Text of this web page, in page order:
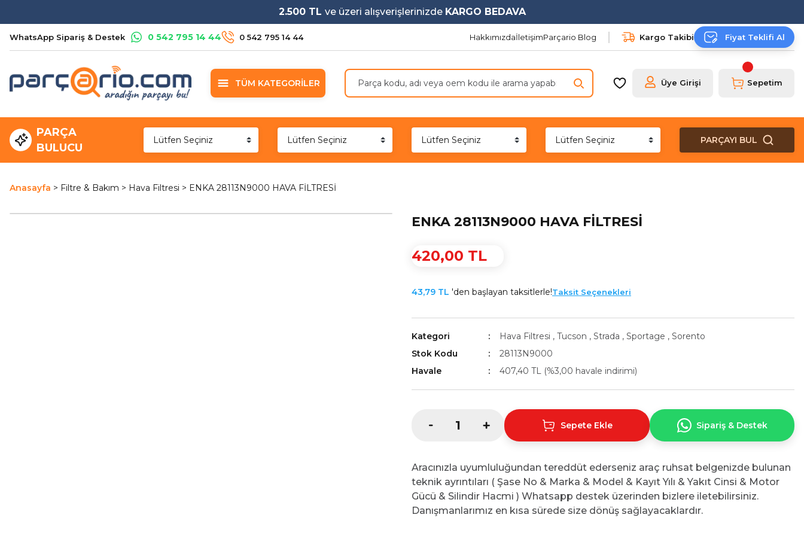
2.500 TL ve üzeri alışverişlerinizde KARGO BEDAVA
WhatsApp Sipariş & Destek 0 542 795 14 44 0 542 795 14 44 HakkımızdaİletişimParçario Blog Kargo Takibi Fiyat Teklifi Al
TÜM KATEGORİLER Üye Girişi Sepetim
PARÇA
BULUCU
PARÇAYI BUL
Anasayfa Filtre & Bakım Hava Filtresi ENKA 28113N9000 HAVA FİLTRESİ
ENKA 28113N9000 HAVA FİLTRESİ
420,00 TL
43,79 TL 'den başlayan taksitlerle!Taksit Seçenekleri
Kategori Hava Filtresi , Tucson , Strada , Sportage , Sorento
Stok Kodu
28113N9000
Havale
407,40 TL (%3,00 havale indirimi)
Sepete Ekle Sipariş & Destek
Aracınızla uyumluluğundan tereddüt ederseniz araç ruhsat belgenizde bulunan
teknik ayrıntıları ( Şase No & Marka & Model & Kayıt Yılı & Yakıt Cinsi & Motor
Gücü & Silindir Hacmi ) Whatsapp destek üzerinden bizlere iletebilirsiniz.
Danışmanlarımız en kısa sürede size dönüş sağlayacaklardır.